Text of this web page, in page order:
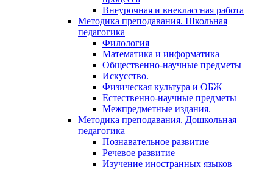
Внеурочная и внеклассная работа
Методика преподавания. Школьная
педагогика
Филология
Математика и информатика
Общественно-научные предметы
Искусство.
Физическая культура и ОБЖ
Естественно-научные предметы
Межпредметные издания.
Методика преподавания. Дошкольная
педагогика
Познавательное развитие
Речевое развитие
Изучение иностранных языков